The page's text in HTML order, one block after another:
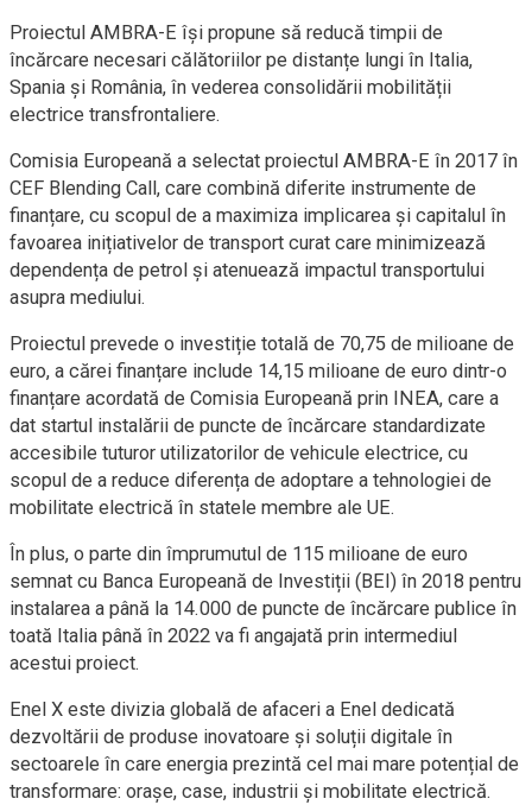
Proiectul AMBRA-E își propune să reducă timpii de
încărcare necesari călătoriilor pe distanțe lungi în Italia,
Spania și România, în vederea consolidării mobilității
electrice transfrontaliere.
Comisia Europeană a selectat proiectul AMBRA-E în 2017 în
CEF Blending Call, care combină diferite instrumente de
finanțare, cu scopul de a maximiza implicarea și capitalul în
favoarea inițiativelor de transport curat care minimizează
dependența de petrol și atenuează impactul transportului
asupra mediului.
Proiectul prevede o investiție totală de 70,75 de milioane de
euro, a cărei finanțare include 14,15 milioane de euro dintr-o
finanțare acordată de Comisia Europeană prin INEA, care a
dat startul instalării de puncte de încărcare standardizate
accesibile tuturor utilizatorilor de vehicule electrice, cu
scopul de a reduce diferența de adoptare a tehnologiei de
mobilitate electrică în statele membre ale UE.
În plus, o parte din împrumutul de 115 milioane de euro
semnat cu Banca Europeană de Investiții (BEI) în 2018 pentru
instalarea a până la 14.000 de puncte de încărcare publice în
toată Italia până în 2022 va fi angajată prin intermediul
acestui proiect.
Enel X este divizia globală de afaceri a Enel dedicată
dezvoltării de produse inovatoare și soluții digitale în
sectoarele în care energia prezintă cel mai mare potențial de
transformare: orașe, case, industrii și mobilitate electrică.